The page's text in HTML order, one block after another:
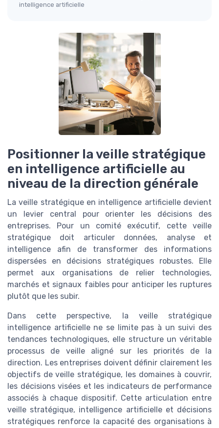
intelligence artificielle
Positionner la veille stratégique
en intelligence artificielle au
niveau de la direction générale
La veille stratégique en intelligence artificielle devient
un levier central pour orienter les décisions des
entreprises. Pour un comité exécutif, cette veille
stratégique doit articuler données, analyse et
intelligence afin de transformer des informations
dispersées en décisions stratégiques robustes. Elle
permet aux organisations de relier technologies,
marchés et signaux faibles pour anticiper les ruptures
plutôt que les subir.
Dans cette perspective, la veille stratégique
intelligence artificielle ne se limite pas à un suivi des
tendances technologiques, elle structure un véritable
processus de veille aligné sur les priorités de la
direction. Les entreprises doivent définir clairement les
objectifs de veille stratégique, les domaines à couvrir,
les décisions visées et les indicateurs de performance
associés à chaque dispositif. Cette articulation entre
veille stratégique, intelligence artificielle et décisions
stratégiques renforce la capacité des organisations à